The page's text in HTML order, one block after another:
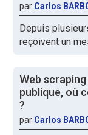
par Carlos
Depuis
reçoivent un
Web
publique, où
?
par Carlos